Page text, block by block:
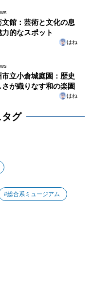
文館：芸術と文化の息
的なスポット
はね
市立小倉城庭園：歴史
さが織りなす和の楽園
はね
グ
総合系ミュージアム